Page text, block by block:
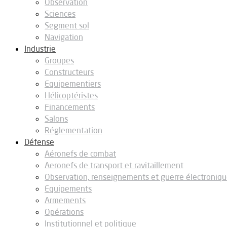
Observation
Sciences
Segment sol
Navigation
Industrie
Groupes
Constructeurs
Equipementiers
Hélicoptéristes
Financements
Salons
Réglementation
Défense
Aéronefs de combat
Aeronefs de transport et ravitaillement
Observation, renseignements et guerre
Equipements
Armements
Opérations
Institutionnel et politique